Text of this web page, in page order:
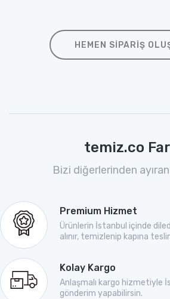
HEMEN SIPARIŞ
temiz.co
Bizi diğerlerinden
Premium Hizmet
Ürünlerin İstanbul içinde
alınır, temizlenip kapına
Kolay Kargo
Anlaşmalı kargo hizmetiyle
gönderim yapabilirsin.